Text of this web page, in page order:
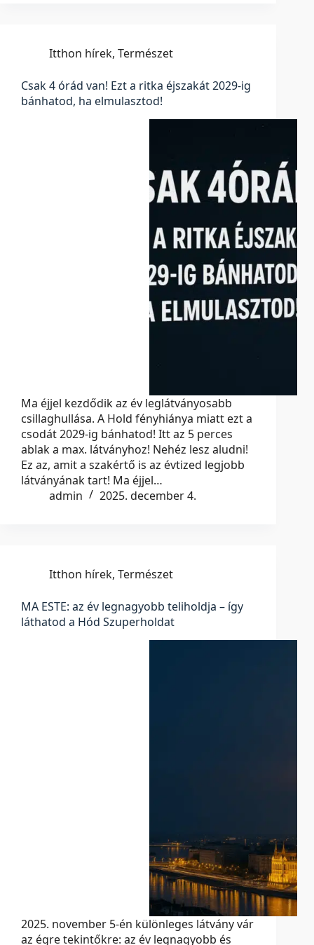
Itthon hírek, Természet
Csak 4 órád van! Ezt a ritka éjszakát 2029-ig
bánhatod, ha elmulasztod!
Ma éjjel kezdődik az év leglátványosabb
csillaghullása. A Hold fényhiánya miatt ezt a
csodát 2029-ig bánhatod! Itt az 5 perces
ablak a max. látványhoz! Nehéz lesz aludni!
Ez az, amit a szakértő is az évtized legjobb
látványának tart! Ma éjjel…
admin
2025. december 4.
Itthon hírek, Természet
MA ESTE: az év legnagyobb teliholdja – így
láthatod a Hód Szuperholdat
2025. november 5-én különleges látvány vár
az égre tekintőkre: az év legnagyobb és